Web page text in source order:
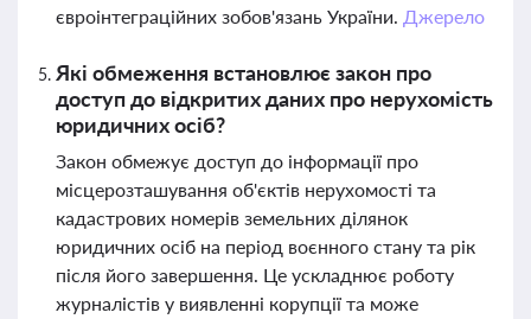
євроінтеграційних зобов'язань України. Джерело
Які обмеження встановлює закон про
доступ до відкритих даних про нерухомість
юридичних осіб?
Закон обмежує доступ до інформації про
місцерозташування об'єктів нерухомості та
кадастрових номерів земельних ділянок
юридичних осіб на період воєнного стану та рік
після його завершення. Це ускладнює роботу
журналістів у виявленні корупції та може